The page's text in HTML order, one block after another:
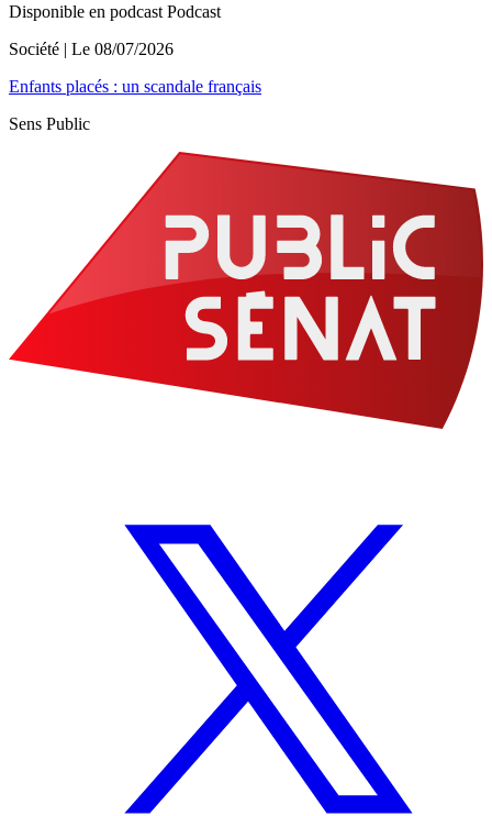
Disponible en podcast Podcast
Société | Le 08/07/2026
Enfants placés : un scandale français
Sens Public